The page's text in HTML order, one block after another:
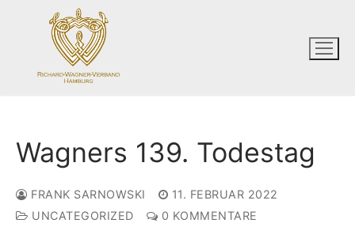
springen
Wagners 139. Todestag
FRANK SARNOWSKI
11. FEBRUAR 2022
UNCATEGORIZED
0 KOMMENTARE